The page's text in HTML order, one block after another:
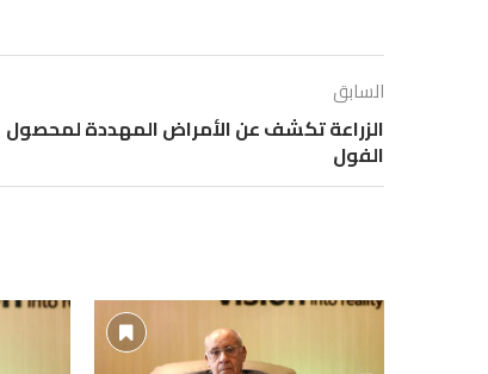
السابق
الزراعة تكشف عن الأمراض المهددة لمحصول
الفول